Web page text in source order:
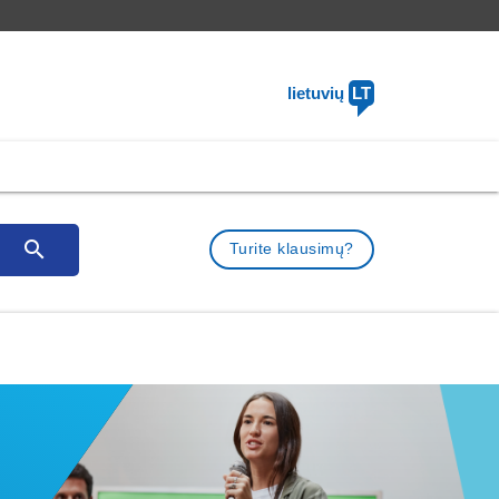
lietuvių LT
search Turite klausimų?